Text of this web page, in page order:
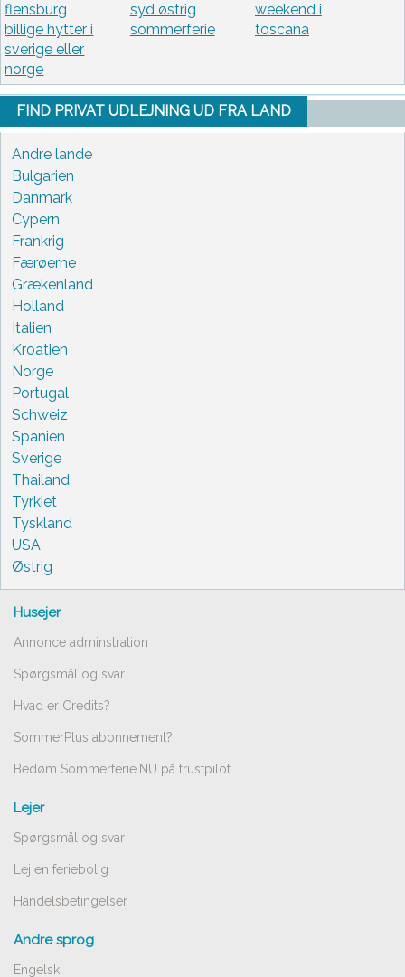
flensburg
billige hytter i
sverige eller
norge
syd østrig
sommerferie
weekend i
toscana
FIND PRIVAT UDLEJNING UD FRA LAND
Andre lande
Bulgarien
Danmark
Cypern
Frankrig
Færøerne
Grækenland
Holland
Italien
Kroatien
Norge
Portugal
Schweiz
Spanien
Sverige
Thailand
Tyrkiet
Tyskland
USA
Østrig
Husejer
Annonce adminstration
Spørgsmål og svar
Hvad er Credits?
SommerPlus abonnement?
Bedøm Sommerferie.NU på trustpilot
Lejer
Spørgsmål og svar
Lej en feriebolig
Handelsbetingelser
Andre sprog
Engelsk